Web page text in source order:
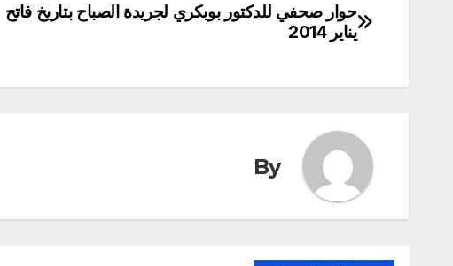
تصفّح
حوار صحفي للدكتور بوبكري لجريدة الصباح بتاريخ فاتح
يناير 2014
By